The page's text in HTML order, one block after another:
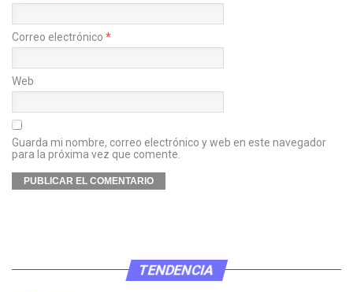
Correo electrónico *
Web
Guarda mi nombre, correo electrónico y web en este navegador
para la próxima vez que comente.
TENDENCIA